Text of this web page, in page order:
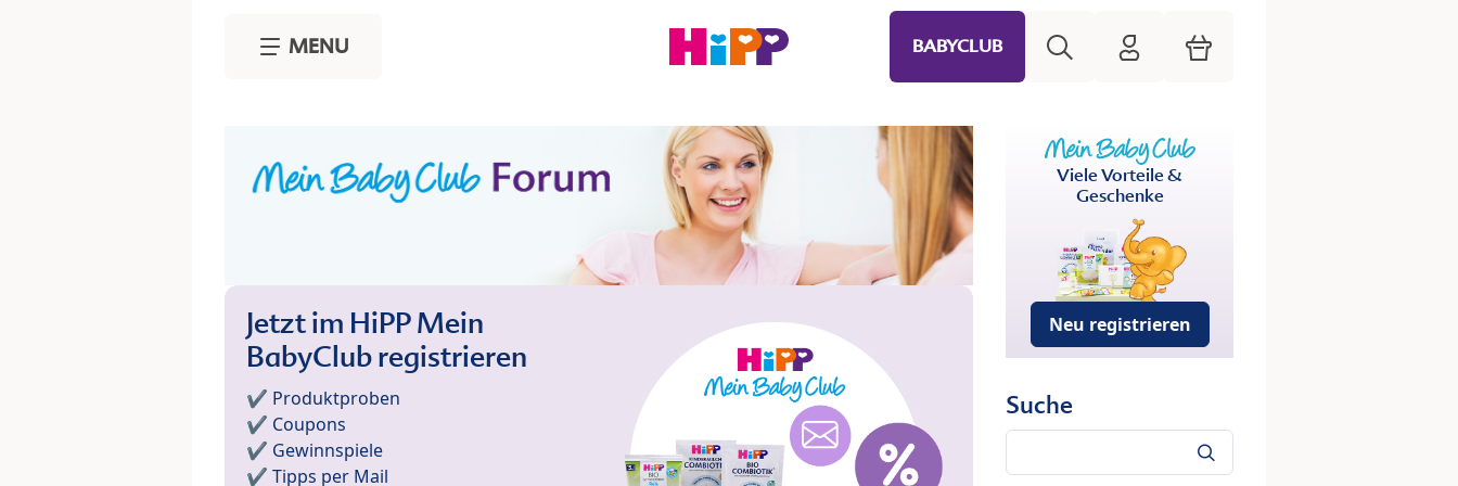
MENU BABYCLUB HiPP Mein Babyclub
Warenkorb
Jetzt im HiPP Mein
BabyClub registrieren
✔️ Produktproben
✔️ Coupons
✔️ Gewinnspiele
✔️ Tipps per Mail
Viele Vorteile &
Geschenke
Neu registrieren
Suche